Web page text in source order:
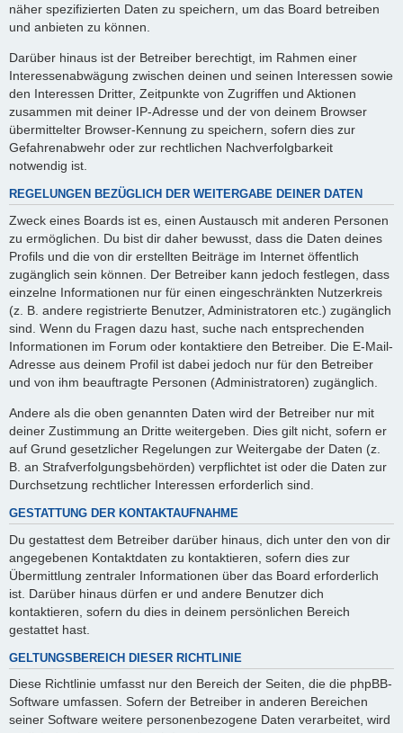
näher spezifizierten Daten zu speichern, um das Board betreiben
und anbieten zu können.
Darüber hinaus ist der Betreiber berechtigt, im Rahmen einer
Interessenabwägung zwischen deinen und seinen Interessen sowie
den Interessen Dritter, Zeitpunkte von Zugriffen und Aktionen
zusammen mit deiner IP-Adresse und der von deinem Browser
übermittelter Browser-Kennung zu speichern, sofern dies zur
Gefahrenabwehr oder zur rechtlichen Nachverfolgbarkeit
notwendig ist.
REGELUNGEN BEZÜGLICH DER WEITERGABE DEINER DATEN
Zweck eines Boards ist es, einen Austausch mit anderen Personen
zu ermöglichen. Du bist dir daher bewusst, dass die Daten deines
Profils und die von dir erstellten Beiträge im Internet öffentlich
zugänglich sein können. Der Betreiber kann jedoch festlegen, dass
einzelne Informationen nur für einen eingeschränkten Nutzerkreis
(z. B. andere registrierte Benutzer, Administratoren etc.) zugänglich
sind. Wenn du Fragen dazu hast, suche nach entsprechenden
Informationen im Forum oder kontaktiere den Betreiber. Die E-Mail-
Adresse aus deinem Profil ist dabei jedoch nur für den Betreiber
und von ihm beauftragte Personen (Administratoren) zugänglich.
Andere als die oben genannten Daten wird der Betreiber nur mit
deiner Zustimmung an Dritte weitergeben. Dies gilt nicht, sofern er
auf Grund gesetzlicher Regelungen zur Weitergabe der Daten (z.
B. an Strafverfolgungsbehörden) verpflichtet ist oder die Daten zur
Durchsetzung rechtlicher Interessen erforderlich sind.
GESTATTUNG DER KONTAKTAUFNAHME
Du gestattest dem Betreiber darüber hinaus, dich unter den von dir
angegebenen Kontaktdaten zu kontaktieren, sofern dies zur
Übermittlung zentraler Informationen über das Board erforderlich
ist. Darüber hinaus dürfen er und andere Benutzer dich
kontaktieren, sofern du dies in deinem persönlichen Bereich
gestattet hast.
GELTUNGSBEREICH DIESER RICHTLINIE
Diese Richtlinie umfasst nur den Bereich der Seiten, die die phpBB-
Software umfassen. Sofern der Betreiber in anderen Bereichen
seiner Software weitere personenbezogene Daten verarbeitet, wird